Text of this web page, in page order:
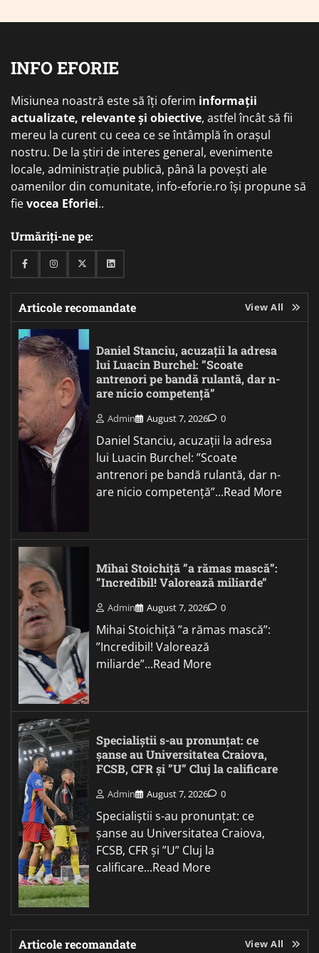
INFO EFORIE
Misiunea noastră este să îți oferim informații
actualizate, relevante și obiective, astfel încât să fii
mereu la curent cu ceea ce se întâmplă în orașul
nostru. De la știri de interes general, evenimente
locale, administrație publică, până la povești ale
oamenilor din comunitate, info-eforie.ro își propune să
fievocea Eforiei..
Urmăriți-ne pe:
FacebookInstagramTwitterLinkedin
Articole recomandate View All
Daniel Stanciu, acuzații la adresa
lui Luacin Burchel: ”Scoate
antrenori pe bandă rulantă, dar n-
are nicio competență”
Admin August 7, 2026 0
Daniel Stanciu, acuzații la adresa
lui Luacin Burchel: ”Scoate
antrenori pe bandă rulantă, dar n-
are nicio competență”...Read More
Mihai Stoichiță ”a rămas mască”:
”Incredibil! Valorează miliarde”
Admin August 7, 2026 0
Mihai Stoichiță ”a rămas mască”:
”Incredibil! Valorează
miliarde”...Read More
Specialiștii s-au pronunțat: ce
șanse au Universitatea Craiova,
FCSB, CFR și ”U” Cluj la calificare
Admin August 7, 2026 0
Specialiștii s-au pronunțat: ce
șanse au Universitatea Craiova,
FCSB, CFR și ”U” Cluj la
calificare...Read More
Articole recomandate View All